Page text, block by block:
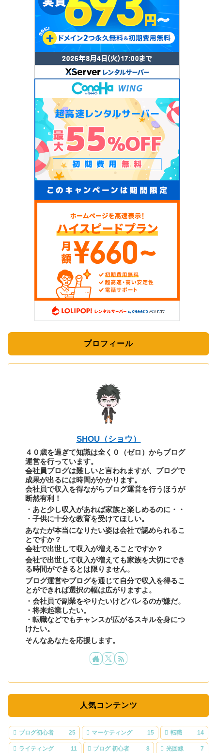
プロフィール
SHOU（ショウ）
４０歳を過ぎて知識は全く０（ゼロ）からブログ
運営を行っています。
会社員ブログは難しいと言われますが、ブログで
成果が出るには時間がかかります。
会社員で収入を得ながらブログ運営を行うほうが
断然有利！
・あと少し収入があれば家族と楽しめるのに・・
・子供に十分な教育を受けてほしい。
あなたが本当になりたい姿は会社で認められるこ
とですか？
会社で出世して収入が増えることですか？
会社で出世して収入が増えても家族を大切にでき
る時間ができるとは限りません。
ブログ運営やブログを通じて自分で収入を得るこ
とができれば選択の幅は広がりますよ。
・会社員で副業をやりたいけどバレるのが嫌だ。
・将来起業したい。
・転職などでもチャンスが広がるスキルを身につ
けたい。
そんなあなたを応援します。
人気コンテンツ
ブログ初心者 25 マーケティング 15 転職 14
ライティング 11 ブログ 初心者 8 光回線 7